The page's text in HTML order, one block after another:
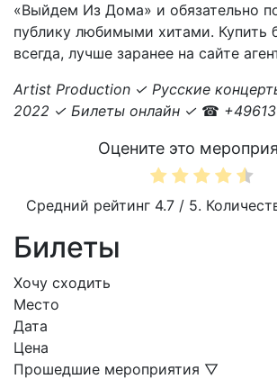
«Выйдем Из Дома» и обязательно
публику любимыми хитами. Купить
всегда, лучше заранее на сайте
Artist Production ✓ Русские
2022 ✓ Билеты онлайн ✓ ☎
Оцените это
Средний рейтинг 4.7/ 5.
Билеты
Хочу сходить
Место
Дата
Цена
Прошедшие мероприятия ▽